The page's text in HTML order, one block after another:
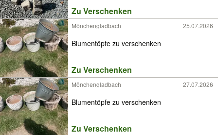
Zu Verschenken
Mönchengladbach 25.07.2026
Blumentöpfe zu verschenken
Zu Verschenken
Mönchengladbach 27.07.2026
Blumentöpfe zu verschenken
Zu Verschenken